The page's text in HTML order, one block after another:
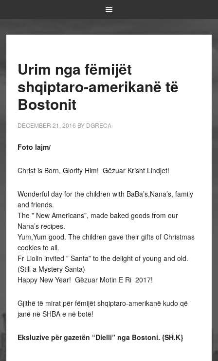
Urim nga fëmijët
shqiptaro-amerikanë të
Bostonit
DECEMBER 21, 2016 BY DGRECA
Foto lajm/
Christ is Born, Glorify Him! Gëzuar Krisht Lindjet!
Wonderful day for the children with BaBa’s,Nana’s, family
and friends.
The ” New Americans”, made baked goods from our
Nana’s recipes.
Yum,Yum good. The children gave their gifts of Christmas
cookies to all.
Fr Liolin invited ” Santa” to the delight of young and old.
(Still a Mystery Santa)
Happy New Year! Gëzuar Motin E Ri 2017!
Gjithë të mirat për fëmijët shqiptaro-amerikanë kudo që
janë në SHBA e në botë!
Eksluzive për gazetën “Dielli” nga Bostoni. {SH.K}